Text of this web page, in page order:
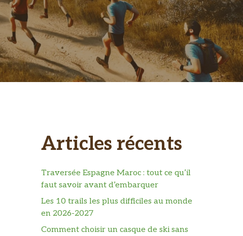
Articles récents
Traversée Espagne Maroc : tout ce qu’il
faut savoir avant d’embarquer
Les 10 trails les plus difficiles au monde
en 2026-2027
Comment choisir un casque de ski sans